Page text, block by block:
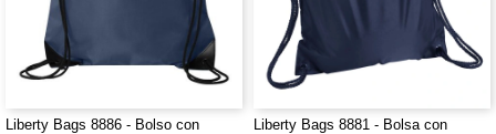
Liberty Bags 8886 - Bolso con
Liberty Bags 8881 - Bolsa con